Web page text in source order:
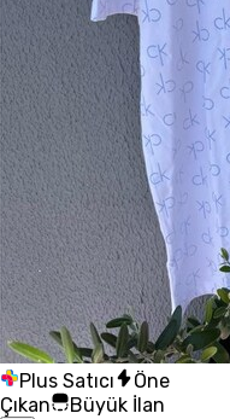
Plus Satıcı
Öne
Çıkan
Büyük İlan